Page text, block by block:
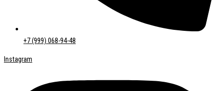
+7 (999) 068-94-48
Instagram